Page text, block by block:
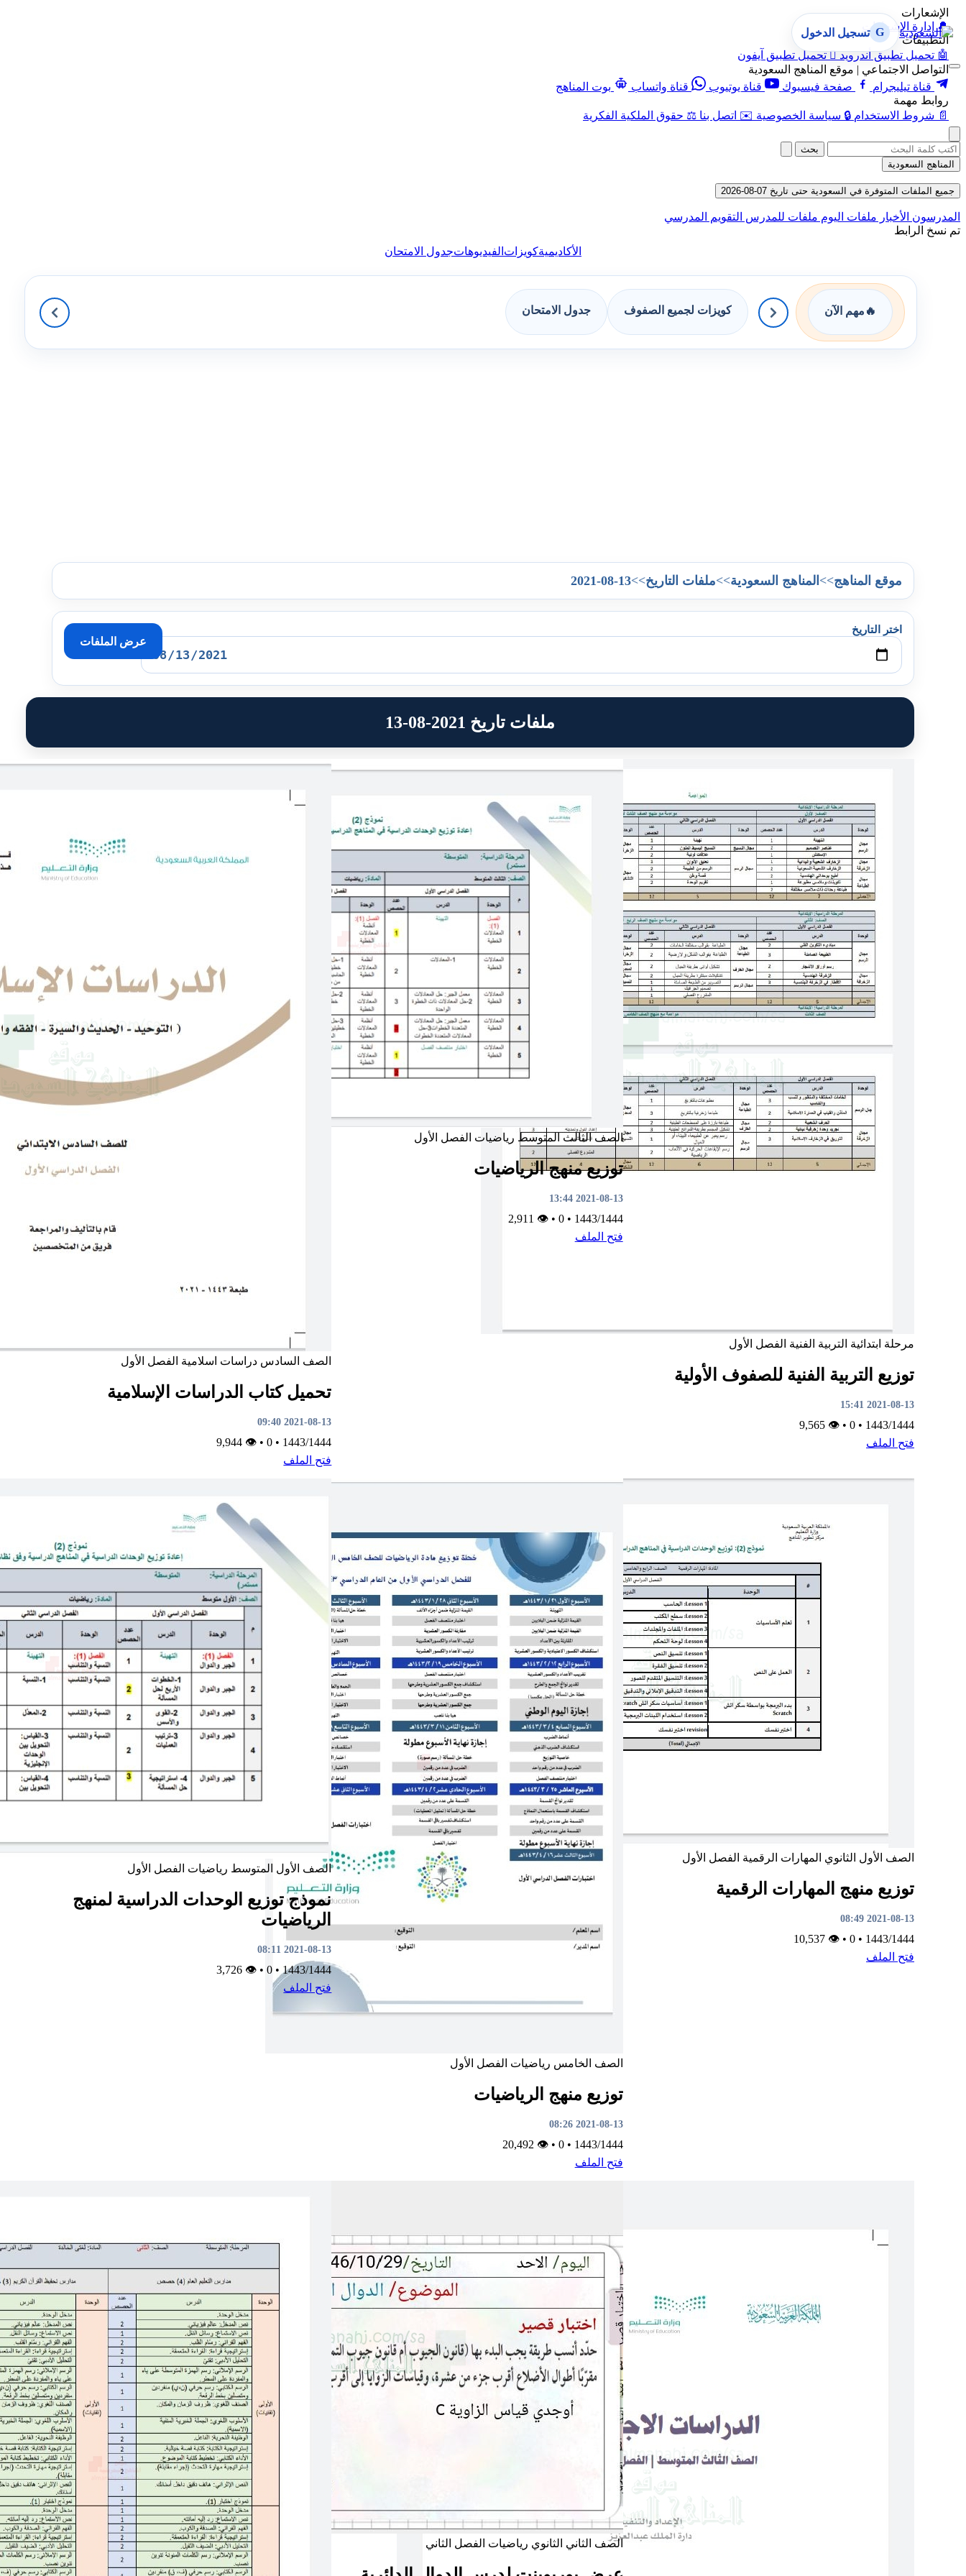
الإشعارات
🔔 إدارة الإشعارات
التطبيقات
🤖 تحميل تطبيق أندرويد  تحميل تطبيق آيفون
التواصل الاجتماعي | موقع المناهج السعودية
قناة تيليجرام
صفحة فيسبوك قناة يوتيوب قناة واتساب
بوت المناهج
روابط مهمة
📄 شروط الاستخدام 🔒 سياسة الخصوصية ✉️ اتصل بنا ⚖️ حقوق الملكية الفكرية
G تسجيل الدخول
بحث
المناهج السعودية
جميع الملفات المتوفرة في السعودية حتى تاريخ 07-08-2026
المدرسون الأخبار ملفات اليوم ملفات للمدرس التقويم المدرسي
تم نسخ الرابط
الأكاديميةكويزات الفيديوهاتجدول الامتحان
🔥 مهم الآن كويزات لجميع الصفوف جدول الامتحان
موقع المناهج>> المناهج السعودية>>ملفات التاريخ>>
2021-08-13
اختر التاريخ
عرض الملفات
ملفات تاريخ 2021-08-13
مرحلة ابتدائية التربية الفنية الفصل الأول
توزيع التربية الفنية للصفوف الأولية
2021-08-13 15:41
1443/1444
•
•
👁 9,565
فتح الملف
الصف الثالث المتوسط رياضيات الفصل الأول
توزيع منهج الرياضيات
2021-08-13 13:44
1443/1444
•
0
•
👁 2,911
فتح الملف
الصف السادس دراسات اسلامية الفصل الأول
تحميل كتاب الدراسات الإسلامية
2021-08-13 09:40
1443/1444
•
•
👁 9,944
فتح الملف
الصف الأول الثانوي المهارات الرقمية الفصل الأول
توزيع منهج المهارات الرقمية
2021-08-13 08:49
1443/1444
•
•
👁 10,537
فتح الملف
الصف الخامس رياضيات الفصل الأول
توزيع منهج الرياضيات
2021-08-13 08:26
1443/1444
•
0
•
👁 20,492
فتح الملف
الصف الأول المتوسط رياضيات الفصل الأول
نموذج توزيع الوحدات الدراسية لمنهج
الرياضيات
2021-08-13 08:11
1443/1444
•
•
👁 3,726
فتح الملف
الصف الثاني الثانوي رياضيات الفصل الثاني